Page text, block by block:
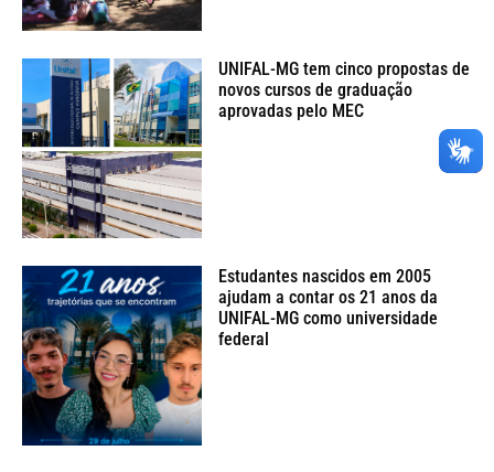
UNIFAL-MG tem cinco propostas de
novos cursos de graduação
aprovadas pelo MEC
Estudantes nascidos em 2005
ajudam a contar os 21 anos da
UNIFAL-MG como universidade
federal